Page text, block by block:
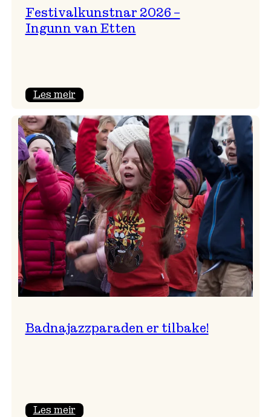
Festivalkunstnar 2026 –
Ingunn van Etten
Les meir:
2026
–
Ingunn van Etten
Badnajazzparaden er tilbake!
Les meir: